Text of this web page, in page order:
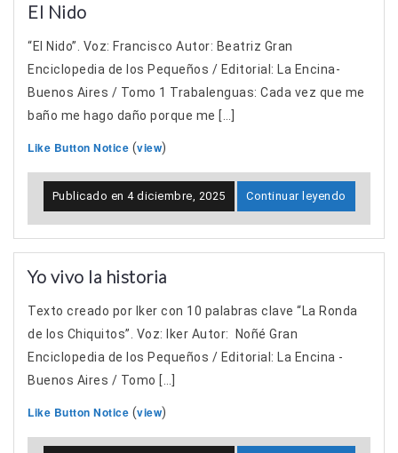
El Nido
“El Nido”. Voz: Francisco Autor: Beatriz Gran
Enciclopedia de los Pequeños / Editorial: La Encina-
Buenos Aires / Tomo 1 Trabalenguas: Cada vez que me
baño me hago daño porque me […]
Like Button Notice (view)
Publicado en 4 diciembre, 2025 Continuar leyendo
Yo vivo la historia
Texto creado por Iker con 10 palabras clave “La Ronda
de los Chiquitos”. Voz: Iker Autor: Noñé Gran
Enciclopedia de los Pequeños / Editorial: La Encina -
Buenos Aires / Tomo […]
Like Button Notice (view)